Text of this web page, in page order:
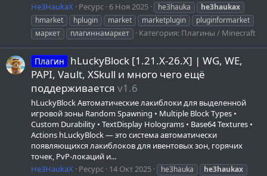
He3HaukaX Ресурс 6 Ноя 2025 he3hauka
he3haukax
hmarket
hplugin market marketplugin
pluginformarket
маркет
плагиннамаркет Категория: Плагины / Minecraft
Плагин
hLuckyBlock [1.21.X-26.X] | WG, WE,
PAPI, Vault, XSkull и много чего ещё
поддерживается v1.6
hLuckyBlock Автоматические лакиблоки для выделенной
игровой зоны Random Spawning • Multiple Block Types •
Custom Durability • TextDisplay Holograms • Base64 Textures •
Actions hLuckyBlock — это система автоматически
появляющихся лакиблоков для ивентовых зон, горячих
точек, PvP-локаций и...
He3HaukaX Ресурс 14 Окт 2025 he3hauka
he3haukax